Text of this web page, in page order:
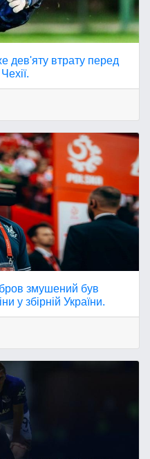
дев'яту втрату перед
змушений був
у збірній України.